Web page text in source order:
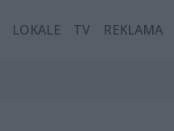
LOKALE TV REKLAMA